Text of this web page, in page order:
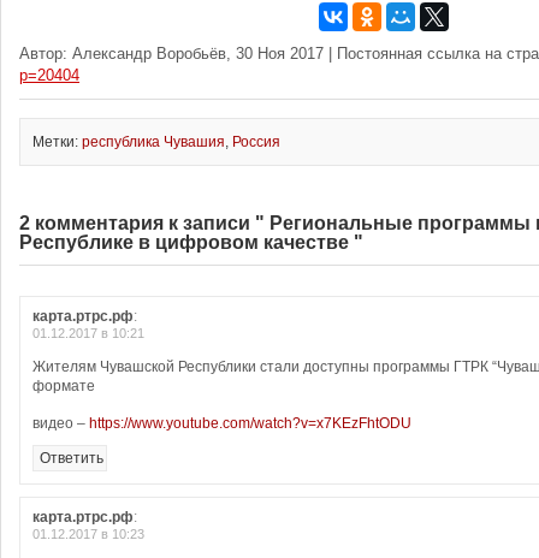
Автор: Александр Воробьёв, 30 Ноя 2017 | Постоянная ссылка на
p=20404
Метки: республика Чувашия, Россия
2 комментария к записи " Региональные программы
Республике в цифровом качестве "
карта.ртрс.рф:
01.12.2017 в 10:21
Жителям Чувашской Республики стали доступны программы ГТРК
формате
видео – https://www.youtube.com/watch?v=x7KEzFhtODU
Ответить
карта.ртрс.рф:
01.12.2017 в 10:23